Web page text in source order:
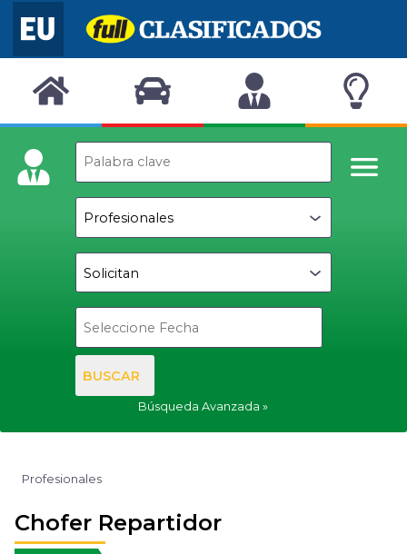
BUSCAR
Búsqueda Avanzada
Profesionales
Chofer Repartidor